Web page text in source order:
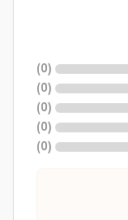
(
0
)
(
0
)
(
0
)
(
0
)
(
0
)